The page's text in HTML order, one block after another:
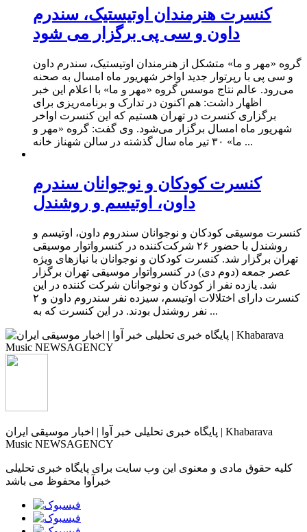
کنسرت هنرمندان اوتیستیک، سندرم
داون و سی پی برگزار می شود
گروه «مهر و ما» متشکل از هنرمندان اوتیستیک، سندرم داون
و سی پی با رپرتوار جدید اواخر شهریور ماه امسال به صحنه
می‌رود. عالم نتاج موسس گروه «مهر و ما» با اعلام این خبر
اظهار داشت: هم اکنون در تدارک و برنامه‌ریزی برای
برگزاری کنسرت در تهران هستیم که این کنسرت اواخر
شهریور ماه امسال برگزار می‌شود. وی گفت: گروه «مهر و
ما» ۳۰ تیر ماه سال گذشته در سالن شهناز خانه ...
کنسرت کودکان و نوجوانان سندرم‌
داون، اوتیسم و روشندل
کنسرت موسیقی کودکان و نوجوانان سندروم‌ داون، اوتیسم و
روشندل با حضور ۲۶ شرکت‌کننده در کنسرواتوار موسیقی
تهران برگزار شد. کنسرت کودکان و نوجوانان با نیازهای ویژه
عصر جمعه (دوم دی) در کنسرواتوار موسیقی تهران برگزار
شد. یازده نفر از کودکان و نوجوانان شرکت کننده در این
کنسرت دارای اختلالات اوتیسم، سیزده نفر سندروم داون و ۲
نفر روشندل بودند. در این کنسرت که به ...
پایگاه خبری تحلیلی خبر آوا | اخبار موسیقی ایران | Khabarava
Music NEWSAGENCY
کلیه حقوق مادی و معنوی این وب سایت برای پایگاه خبری تحلیلی
خبرآوا محفوظ می باشد